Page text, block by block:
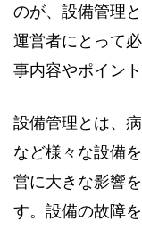
のが、設備管理
運営者にとって
事内容やポイン
設備管理とは、
など様々な設備
営に大きな影響
す。設備の故障